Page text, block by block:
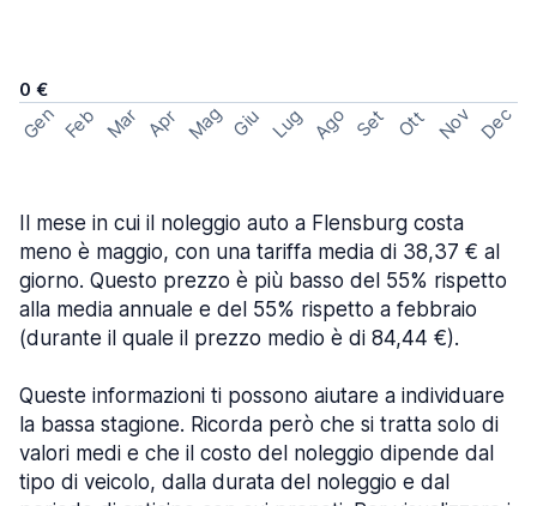
0 €
Gen Feb Mar Apr Mag Giu Lug Ago Set Ott Nov Dec
Il mese in cui il noleggio auto a Flensburg costa
meno è maggio, con una tariffa media di 38,37 € al
giorno. Questo prezzo è più basso del 55% rispetto
alla media annuale e del 55% rispetto a febbraio
(durante il quale il prezzo medio è di 84,44 €).
Queste informazioni ti possono aiutare a individuare
la bassa stagione. Ricorda però che si tratta solo di
valori medi e che il costo del noleggio dipende dal
tipo di veicolo, dalla durata del noleggio e dal